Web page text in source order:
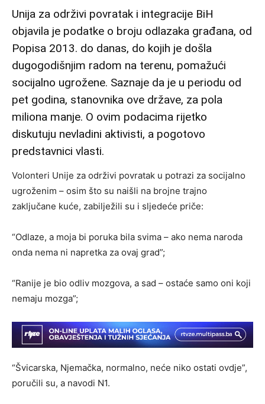
Unija za održivi povratak i integracije BiH
objavila je podatke o broju odlazaka građana, od
Popisa 2013. do danas, do kojih je došla
dugogodišnjim radom na terenu, pomažući
socijalno ugrožene. Saznaje da je u periodu od
pet godina, stanovnika ove države, za pola
miliona manje. O ovim podacima rijetko
diskutuju nevladini aktivisti, a pogotovo
predstavnici vlasti.
Volonteri Unije za održivi povratak u potrazi za socijalno
ugroženim – osim što su naišli na brojne trajno
zaključane kuće, zabilježili su i sljedeće priče:
“Odlaze, a moja bi poruka bila svima – ako nema naroda
onda nema ni napretka za ovaj grad”;
“Ranije je bio odliv mozgova, a sad – ostaće samo oni koji
nemaju mozga”;
“Švicarska, Njemačka, normalno, neće niko ostati ovdje”,
poručili su, a navodi N1.